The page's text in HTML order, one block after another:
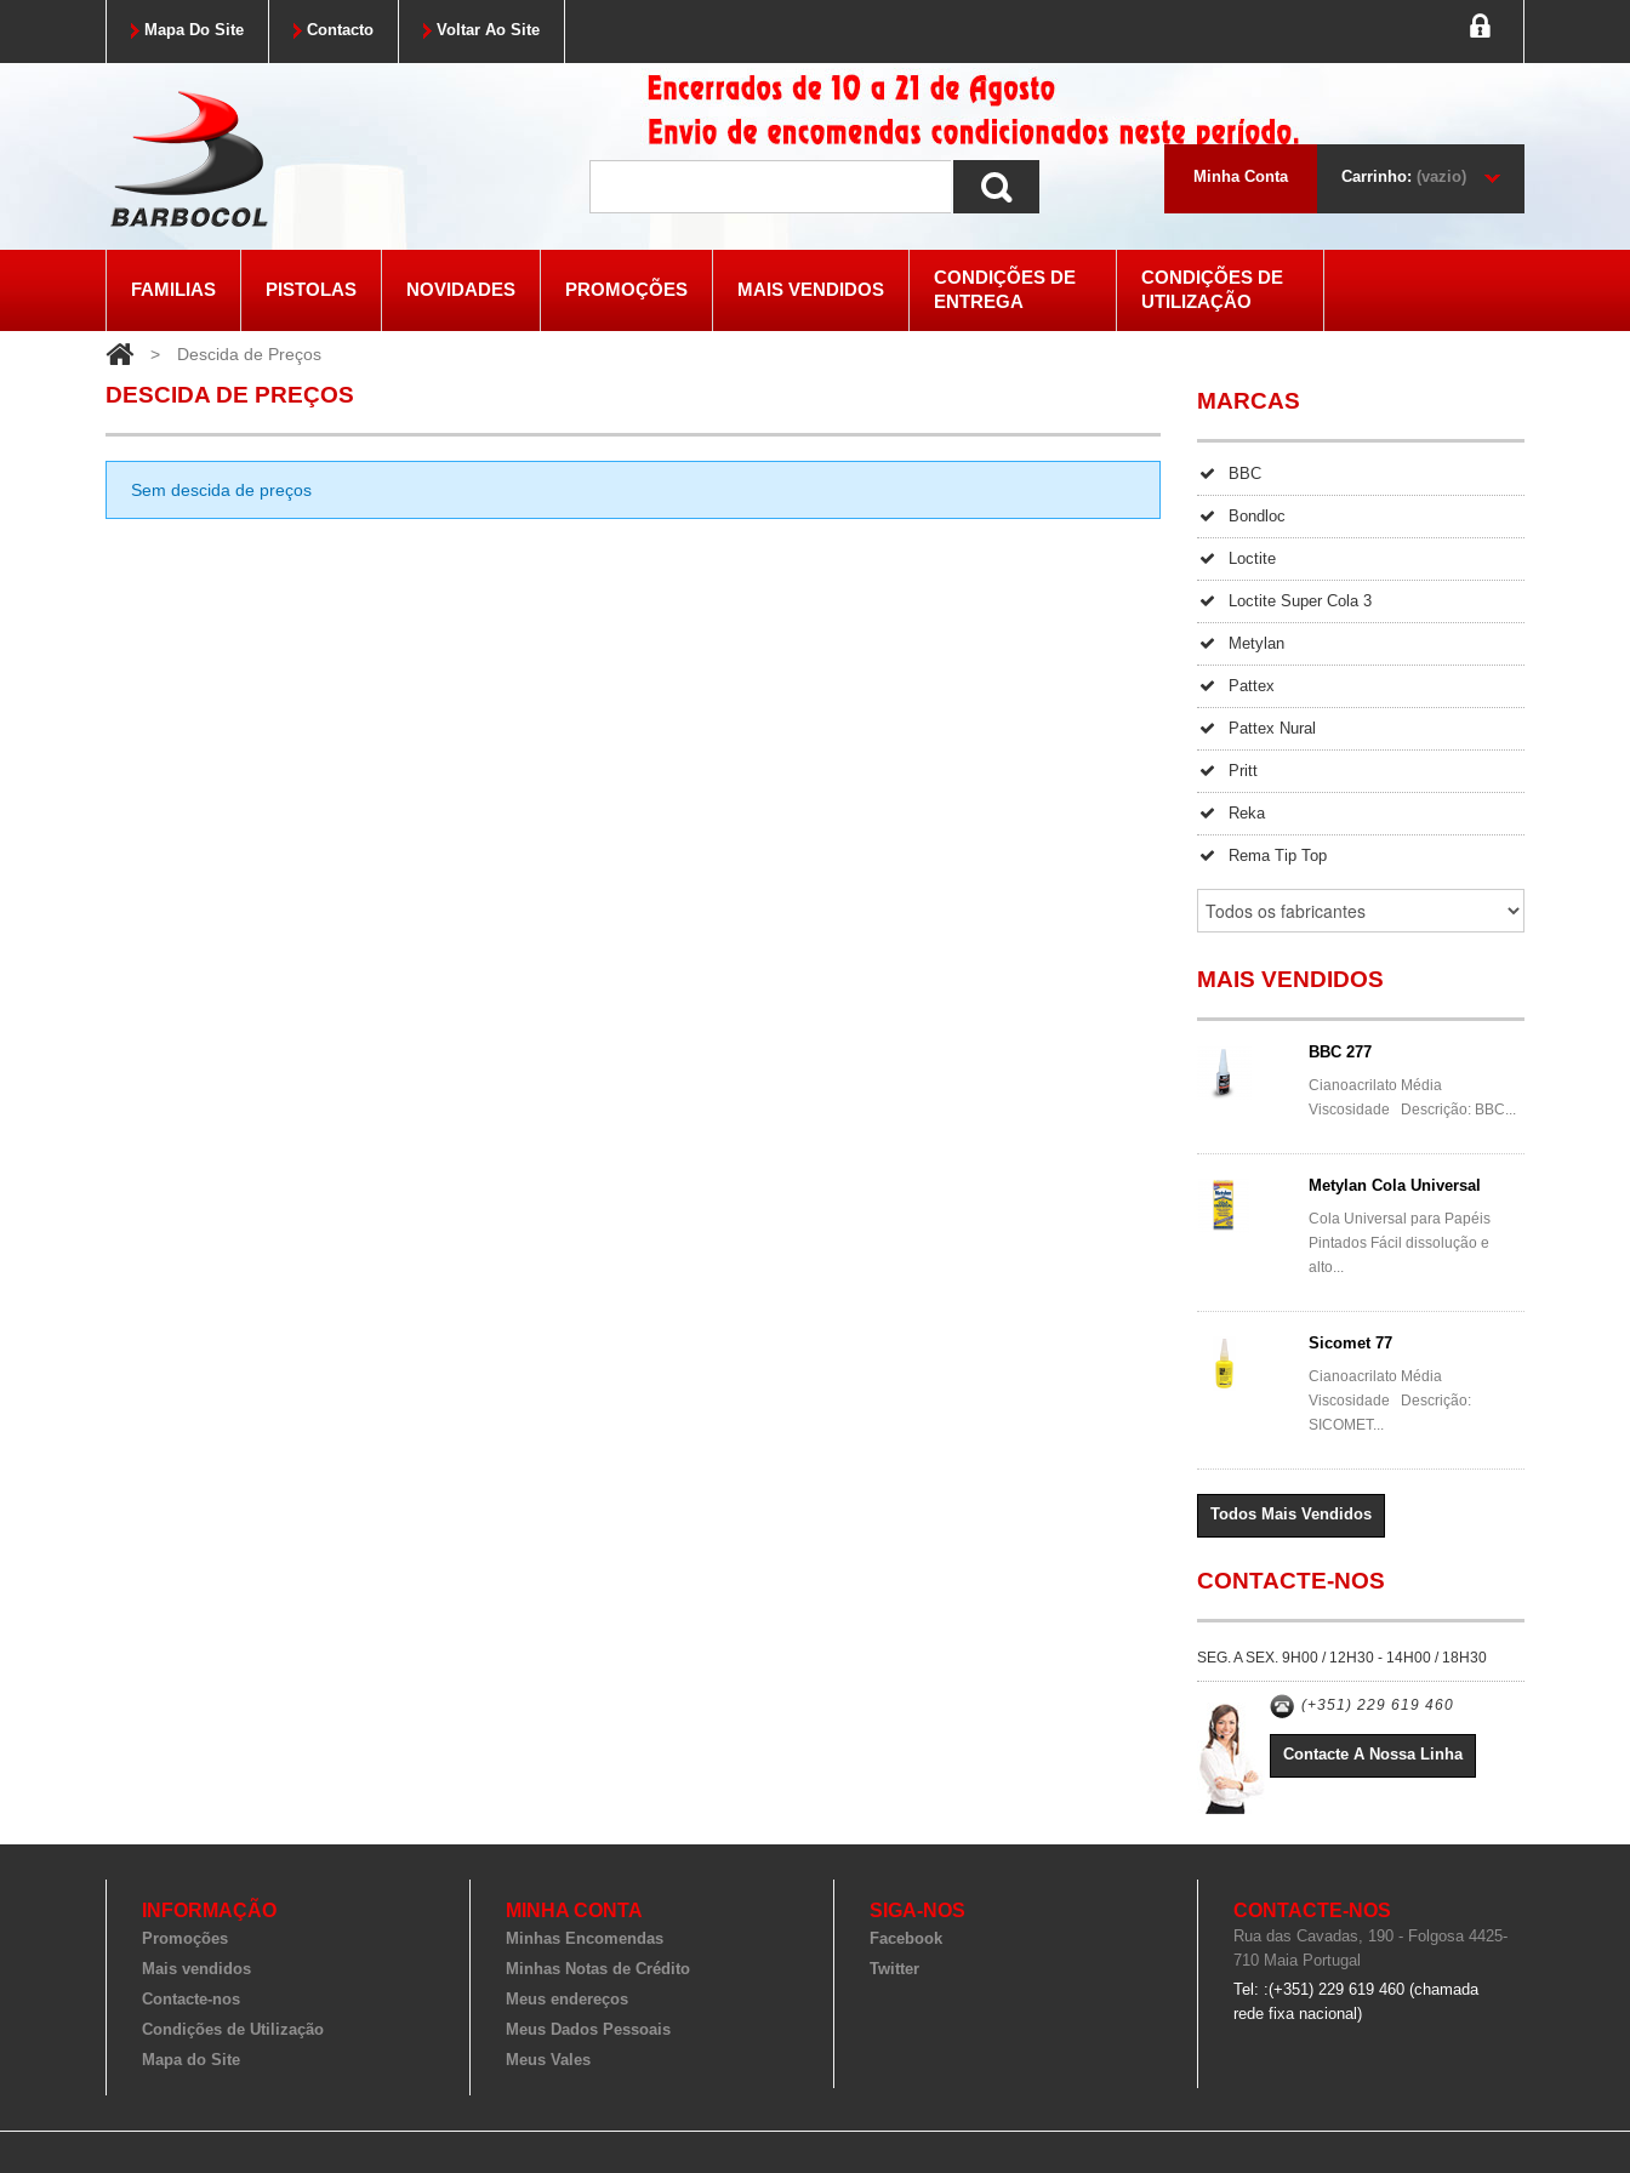
Carrinho: (vazio)
Minha Conta
FAMILIAS PISTOLAS NOVIDADES PROMOÇÕES MAIS VENDIDOS
CONDIÇÕES DE
ENTREGA
CONDIÇÕES DE
UTILIZAÇÃO
Mapa Do Site Contacto Voltar Ao Site
> Descida de Preços
DESCIDA DE PREÇOS
Sem descida de preços
MARCAS
BBC
Bondloc
Loctite
Loctite Super Cola 3
Metylan
Pattex
Pattex Nural
Pritt
Reka
Rema Tip Top
MAIS VENDIDOS
BBC 277
Cianoacrilato Média
Viscosidade Descrição: BBC...
Metylan Cola Universal
Cola Universal para Papéis
Pintados Fácil dissolução e
alto...
Sicomet 77
Cianoacrilato Média
Viscosidade Descrição:
SICOMET...
Todos Mais Vendidos
CONTACTE-NOS
SEG. A SEX. 9H00 / 12H30 - 14H00 / 18H30
(+351) 229 619 460
Contacte A Nossa Linha
INFORMAÇÃO
Promoções
Mais vendidos
Contacte-nos
Condições de Utilização
Mapa do Site
MINHA CONTA
Minhas Encomendas
Minhas Notas de Crédito
Meus endereços
Meus Dados Pessoais
Meus Vales
SIGA-NOS
Facebook
Twitter
CONTACTE-NOS
Rua das Cavadas, 190 - Folgosa 4425-
710 Maia Portugal
Tel: :(+351) 229 619 460 (chamada
rede fixa nacional)